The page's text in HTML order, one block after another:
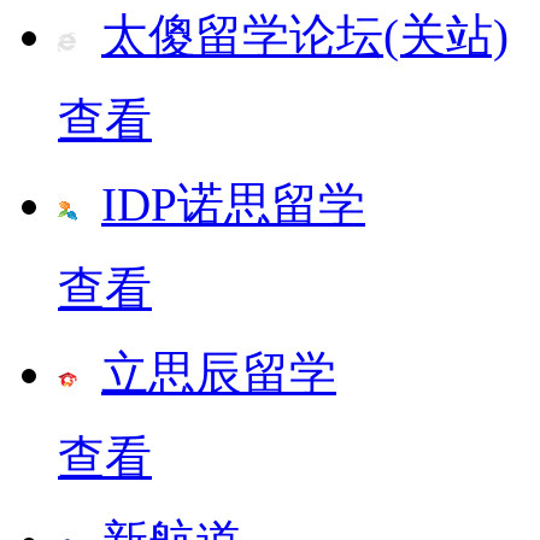
太傻留学论坛(关站)
查看
IDP诺思留学
查看
立思辰留学
查看